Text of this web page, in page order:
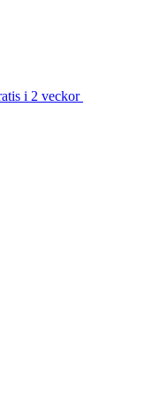
i 2 veckor